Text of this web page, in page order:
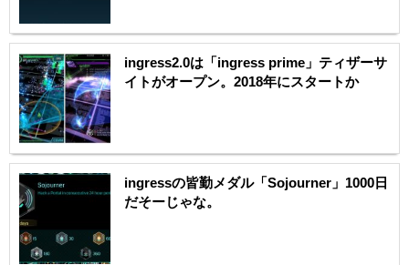
ingress2.0は「ingress prime」ティザーサ
イトがオープン。2018年にスタートか
ingressの皆勤メダル「Sojourner」1000日
だそーじゃな。